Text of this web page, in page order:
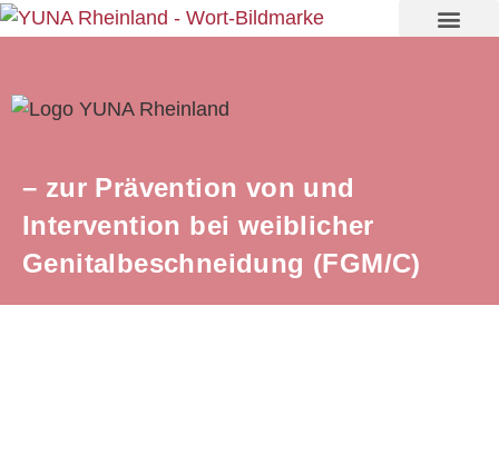
– zur Prävention von und
Intervention bei weiblicher
Genitalbeschneidung (FGM/C)